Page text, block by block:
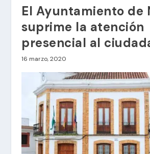
El Ayuntamiento de
suprime la atención
presencial al
16 marzo, 2020